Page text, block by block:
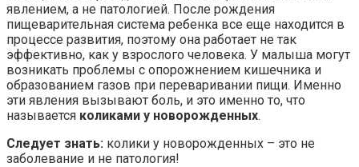
явлением, а не патологией. После рождения
пищеварительная система ребенка все еще находится в
процессе развития, поэтому она работает не так
эффективно, как у взрослого человека. У малыша могут
возникать проблемы с опорожнением кишечника и
образованием газов при переваривании пищи. Именно
эти явления вызывают боль, и это именно то, что
называется коликами у новорожденных.
Следует знать: колики у новорожденных – это не
заболевание и не патология!